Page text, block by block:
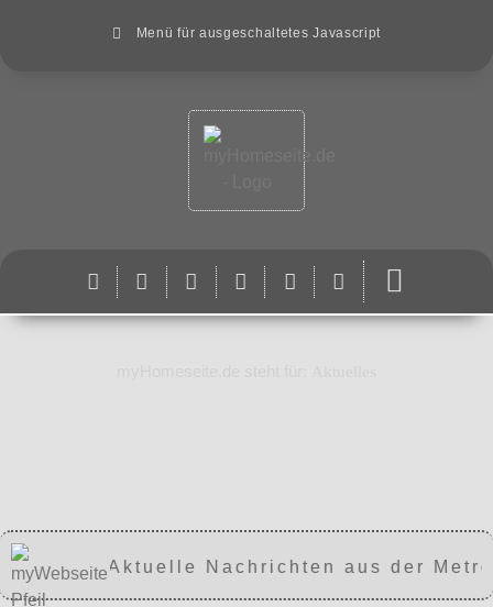
Menü für ausgeschaltetes Javascript
Aktuelle Nachrichten aus der